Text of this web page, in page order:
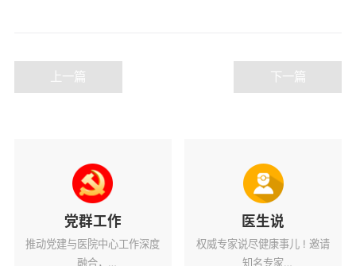
上一篇 下一篇
党群工作
推动党建与医院中心工作深度
融合，
医生说
权威专家说尽健康事儿 ! 邀请
知名专家